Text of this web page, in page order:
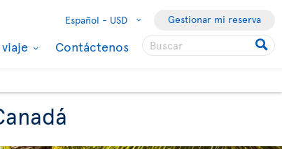
Español - USD Gestionar mi reserva
Contáctenos